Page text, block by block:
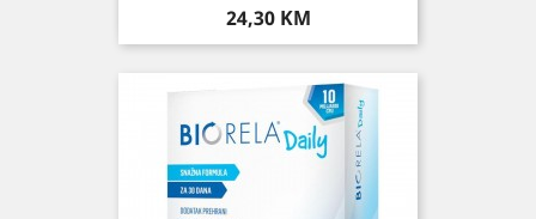
Cijena
24,30 KM